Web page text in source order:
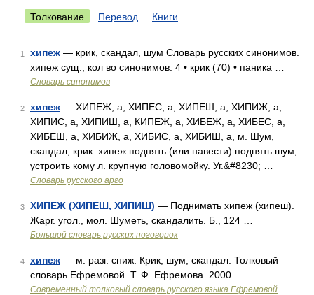
Толкование Перевод Книги
1 хипеж — крик, скандал, шум Словарь русских синонимов.
хипеж сущ., кол во синонимов: 4 • крик (70) • паника …
Словарь синонимов
2 хипеж — ХИПЕЖ, а, ХИПЕС, а, ХИПЕШ, а, ХИПИЖ, а,
ХИПИС, а, ХИПИШ, а, КИПЕЖ, а, ХИБЕЖ, а, ХИБЕС, а,
ХИБЕШ, а, ХИБИЖ, а, ХИБИС, а, ХИБИШ, а, м. Шум,
скандал, крик. хипеж поднять (или навести) поднять шум,
устроить кому л. крупную головомойку. Уг.&#8230; …
Словарь русского арго
3 ХИПЕЖ (ХИПЕШ, ХИПИШ) — Поднимать хипеж (хипеш).
Жарг. угол., мол. Шуметь, скандалить. Б., 124 …
Большой словарь русских поговорок
4 хипеж — м. разг. сниж. Крик, шум, скандал. Толковый
словарь Ефремовой. Т. Ф. Ефремова. 2000 …
Современный толковый словарь русского языка Ефремовой